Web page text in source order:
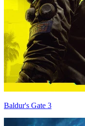
Baldur's Gate 3